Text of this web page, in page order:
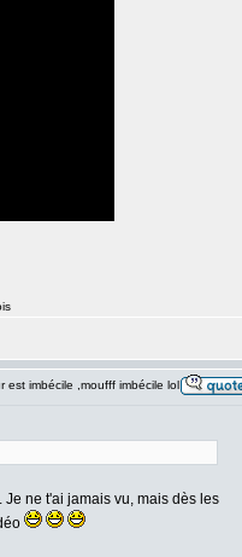
imbécile ,moufff imbécile lol
ne t'ai jamais vu, mais dès les